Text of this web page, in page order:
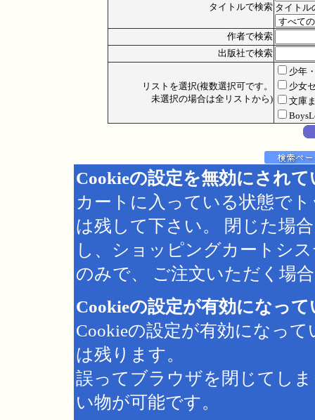
タイトルで検索 タイトル
作者で検索
出版社で検索
リストを選択(複数選択可です。
未選択の場合は全リストから)
少年
少女
文庫
Cookieの設定を無効にされ
カートに入っている状態で
は残して下さい。 閉じた場
し、ショッピングカートシ
のみで、 ご注文いただく場
Cookieの設定が有効になっ
Cookieの設定が有効になっ
は残ります。
誤ってブラウザを閉じてし
い物が可能です。